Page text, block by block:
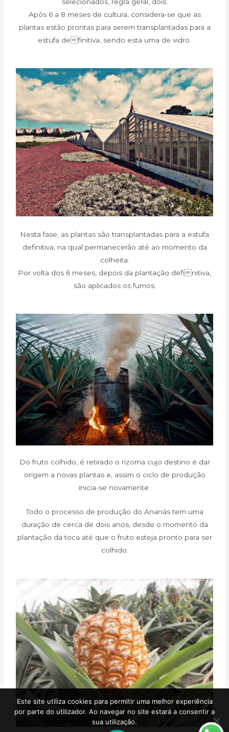
Após 6 a 8 meses de cultura, considera-se que as
plantas estão prontas para serem transplantadas para a
estufa definitiva, sendo esta uma de vidro.
Nesta fase, as plantas são transplantadas para a estufa
definitiva, na qual permanecerão até ao momento da
colheita.
Por volta dos 6 meses, depois da plantação definitiva,
são aplicados os fumos.
Do fruto colhido, é retirado o rizoma cujo destino é dar
origem a novas plantas e, assim o ciclo de produção
inicia-se novamente.
Todo o processo de produção do Ananás tem uma
duração de cerca de dois anos, desde o momento da
plantação da toca até que o fruto esteja pronto para ser
colhido.
Este site utiliza cookies para permitir uma melhor experiência
por parte do utilizador. Ao navegar no site estará a consentir a
sua utilização.